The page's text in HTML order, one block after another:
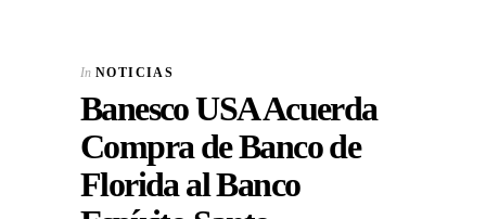
In NOTICIAS
Banesco USA Acuerda
Compra de Banco de
Florida al Banco